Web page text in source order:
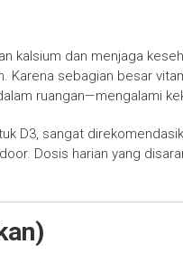
kalsium dan menjaga
sebagian besar
ruangan—mengalami
D3, sangat
Dosis harian yang